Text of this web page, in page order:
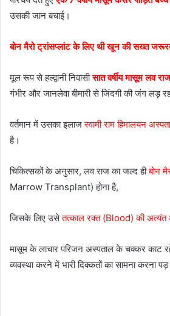
उसकी जान बचाई।
बोन मैरो ट्रांसप्लांट के लिए थी खून की सख्त
मूल रूप से हल्द्वानी निवासीसात वर्षीय मासूम लव राज
गंभीर और जानलेवा बीमारी से जिंदगी की जंग लड़
वर्तमान में उसका इलाजस्वामी राम हिमालयन
है।
चिकित्सकों के अनुसार, लव राज का जल्द हीबोन
Marrow Transplant) होना है,
जिसके लिए उसेतत्काल रक्त (Blood) की अत्यंत
मासूम के लाचार परिजन अस्पताल के चक्कर काट
व्यवस्था करने में भारी दिक्कतों का सामना करना पड़